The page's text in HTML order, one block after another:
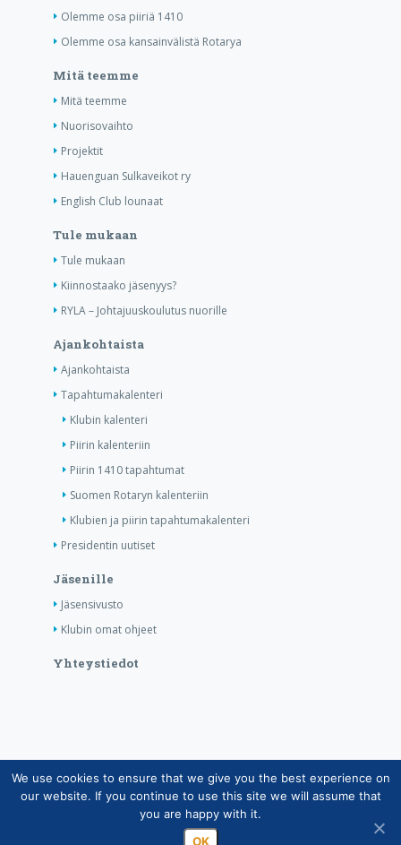
Olemme osa piiriä 1410
Olemme osa kansainvälistä Rotarya
Mitä teemme
Mitä teemme
Nuorisovaihto
Projektit
Hauenguan Sulkaveikot ry
English Club lounaat
Tule mukaan
Tule mukaan
Kiinnostaako jäsenyys?
RYLA – Johtajuuskoulutus nuorille
Ajankohtaista
Ajankohtaista
Tapahtumakalenteri
Klubin kalenteri
Piirin kalenteriin
Piirin 1410 tapahtumat
Suomen Rotaryn kalenteriin
Klubien ja piirin tapahtumakalenteri
Presidentin uutiset
Jäsenille
Jäsensivusto
Klubin omat ohjeet
Yhteystiedot
Copyright © Suomen Rotarypalvelu ry 2026 |
Jäsentietojärjestelmän tietosuojaseloste|Henkilötietojen
käsittely Rotarytoiminnassa
We use cookies to ensure that we give you the best experience on
our website. If you continue to use this site we will assume that
you are happy with it.
OK